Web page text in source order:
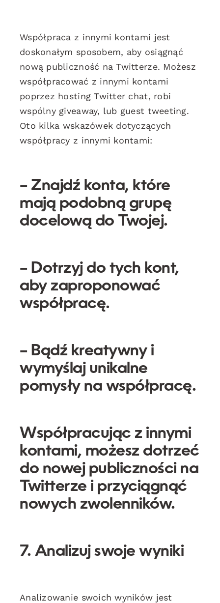
Współpraca z innymi kontami jest
doskonałym sposobem, aby osiągnąć
nową publiczność na Twitterze. Możesz
współpracować z innymi kontami
poprzez hosting Twitter chat, robi
wspólny giveaway, lub guest tweeting.
Oto kilka wskazówek dotyczących
współpracy z innymi kontami:
– Znajdź konta, które
mają podobną grupę
docelową do Twojej.
– Dotrzyj do tych kont,
aby zaproponować
współpracę.
– Bądź kreatywny i
wymyślaj unikalne
pomysły na współpracę.
Współpracując z innymi
kontami, możesz dotrzeć
do nowej publiczności na
Twitterze i przyciągnąć
nowych zwolenników.
7. Analizuj swoje wyniki
Analizowanie swoich wyników jest